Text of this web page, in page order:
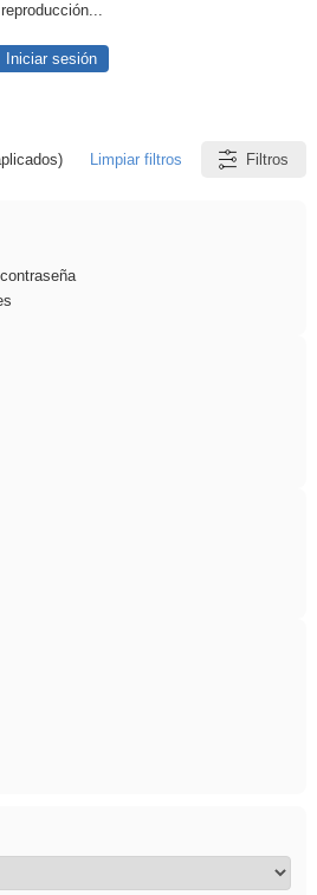
reproducción...
Iniciar sesión
Limpiar filtros Filtros